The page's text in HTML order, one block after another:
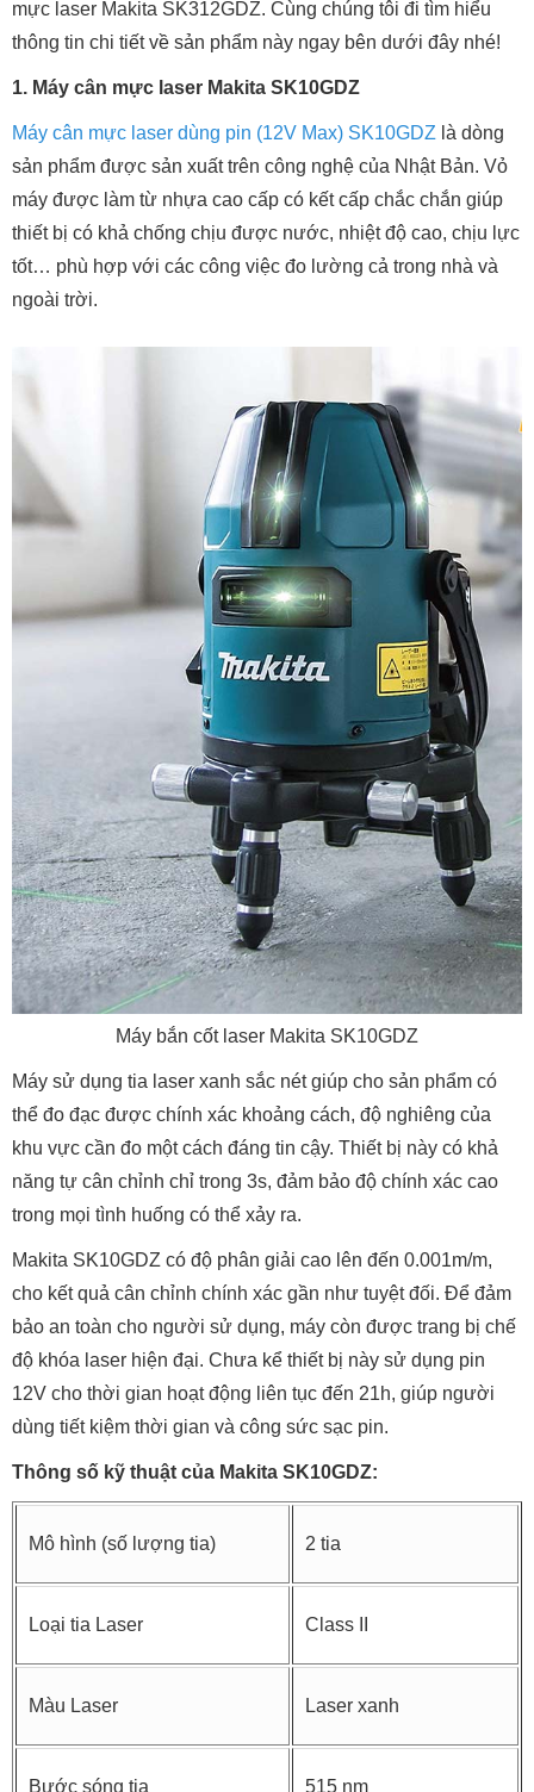
mực laser Makita SK312GDZ. Cùng chúng tôi đi tìm hiểu
thông tin chi tiết về sản phẩm này ngay bên dưới đây nhé!
1. Máy cân mực laser Makita SK10GDZ
Máy cân mực laser dùng pin (12V Max) SK10GDZ là dòng
sản phẩm được sản xuất trên công nghệ của Nhật Bản. Vỏ
máy được làm từ nhựa cao cấp có kết cấp chắc chắn giúp
thiết bị có khả chống chịu được nước, nhiệt độ cao, chịu lực
tốt… phù hợp với các công việc đo lường cả trong nhà và
ngoài trời.
Máy bắn cốt laser Makita SK10GDZ
Máy sử dụng tia laser xanh sắc nét giúp cho sản phẩm có
thể đo đạc được chính xác khoảng cách, độ nghiêng của
khu vực cần đo một cách đáng tin cậy. Thiết bị này có khả
năng tự cân chỉnh chỉ trong 3s, đảm bảo độ chính xác cao
trong mọi tình huống có thể xảy ra.
Makita SK10GDZ có độ phân giải cao lên đến 0.001m/m,
cho kết quả cân chỉnh chính xác gần như tuyệt đối. Để đảm
bảo an toàn cho người sử dụng, máy còn được trang bị chế
độ khóa laser hiện đại. Chưa kể thiết bị này sử dụng pin
12V cho thời gian hoạt động liên tục đến 21h, giúp người
dùng tiết kiệm thời gian và công sức sạc pin.
Thông số kỹ thuật của Makita SK10GDZ:
Mô hình (số lượng tia) 2 tia
Loại tia Laser Class II
Màu Laser Laser xanh
Bước sóng tia 515 nm